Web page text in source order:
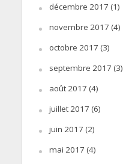
décembre 2017 (1)
novembre 2017 (4)
octobre 2017 (3)
septembre 2017 (3)
août 2017 (4)
juillet 2017 (6)
juin 2017 (2)
mai 2017 (4)